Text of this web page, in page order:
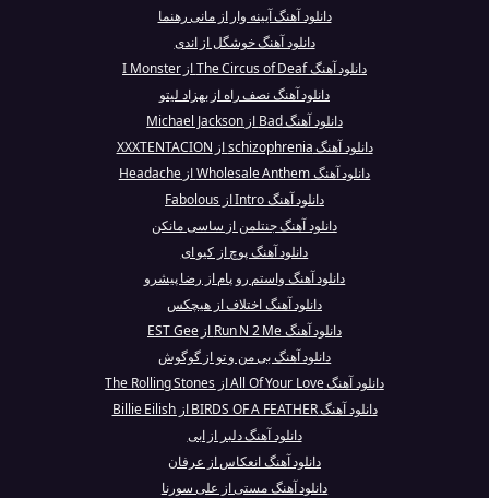
دانلود آهنگ آیینه وار از مانی رهنما
دانلود آهنگ خوشگل از اندی
دانلود آهنگ The Circus of Deaf از I Monster
دانلود آهنگ نصف راه از بهزاد لیتو
دانلود آهنگ Bad از Michael Jackson
دانلود آهنگ schizophrenia از XXXTENTACION
دانلود آهنگ Wholesale Anthem از Headache
دانلود آهنگ Intro از Fabolous
دانلود آهنگ جنتلمن از ساسی مانکن
دانلود آهنگ پوچ از کیو ای
دانلود آهنگ واستم رو پام از رضا پیشرو
دانلود آهنگ اختلاف از هیچکس
دانلود آهنگ Run N 2 Me از EST Gee
دانلود آهنگ بی من و تو از گوگوش
دانلود آهنگ All Of Your Love از The Rolling Stones
دانلود آهنگ BIRDS OF A FEATHER از Billie Eilish
دانلود آهنگ دلبر از ابی
دانلود آهنگ انعکاس از عرفان
دانلود آهنگ مستی از علی سورنا